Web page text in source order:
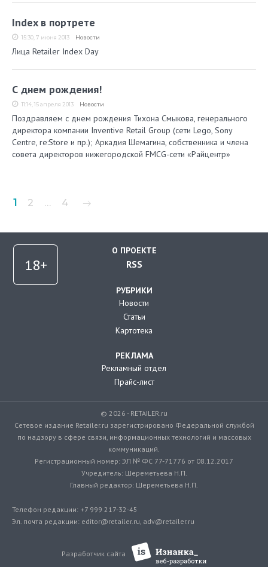
Index в портрете
15:30, 7 июня 2013 Новости
Лица Retailer Index Day
С днем рождения!
11:14, 15 апреля 2013 Новости
Поздравляем с днем рождения Тихона Смыкова, генерального
директора компании Inventive Retail Group (сети Lego, Sony
Centre, re:Store и пр.); Аркадия Шемагина, собственника и члена
совета директоров нижегородской FMCG-сети «Райцентр»
Пагинация
1 2 … 4
О ПРОЕКТЕ
RSS
РУБРИКИ
Новости
Статьи
Картотека
РЕКЛАМА
Рекламный отдел
Прайс-лист
© 2026 - RETAILER.ru
Сетевое издание Retailer.ru зарегистрировано Федеральной службой
по надзору в сфере связи, информационных технологий и массовых
коммуникаций.
Регистрационный номер: ЭЛ № ФС 77-71776 от 08.12.2017
Учредитель: Шереметьева Н.П.
Главный редактор: Шереметьева Н.П.
Телефон редакции: +7 999 217-32-45
Эл. почта редакции: editor@retailer.ru, adv@retailer.ru
Разработчик сайта